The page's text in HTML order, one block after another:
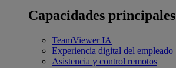
Capacidades principales
TeamViewer IA
Experiencia digital del empleado
Asistencia y control remotos